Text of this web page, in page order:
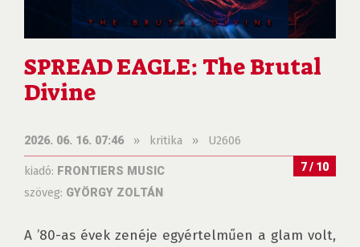
SPREAD EAGLE: The Brutal
Divine
2026. 06. 16. 07:46» kritika » U2606
7 / 10
kiadó: FRONTIERS MUSIC
szöveg: GYÖRGY ZOLTÁN
A ’80-as évek zenéje egyértelműen a glam volt,